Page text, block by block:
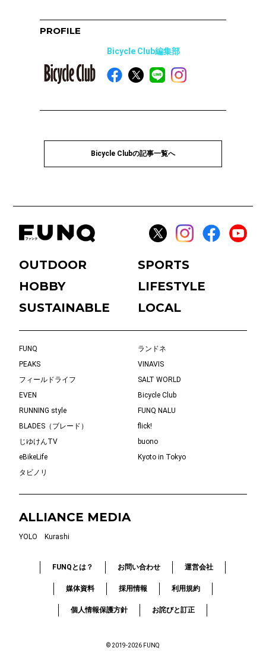
PROFILE
Bicycle Club編集部
Bicycle Clubの記事一覧へ
OUTDOOR
SPORTS
HOBBY
LIFESTYLE
SUSTAINABLE
LOCAL
FUNQ
ランドネ
PEAKS
VINAVIS
フィールドライフ
SALT WORLD
EVEN
Bicycle Club
RUNNING style
FUNQ NALU
BLADES（ブレード）
flick!
じゆけんTV
buono
eBikeLife
Kyoto in Tokyo
タビノリ
ALLIANCE MEDIA
YOLO Kurashi
FUNQとは？ お問い合わせ 運営会社
媒体資料 採用情報 利用規約
個人情報保護方針 お詫びと訂正
© 2019-2026 FUNQ